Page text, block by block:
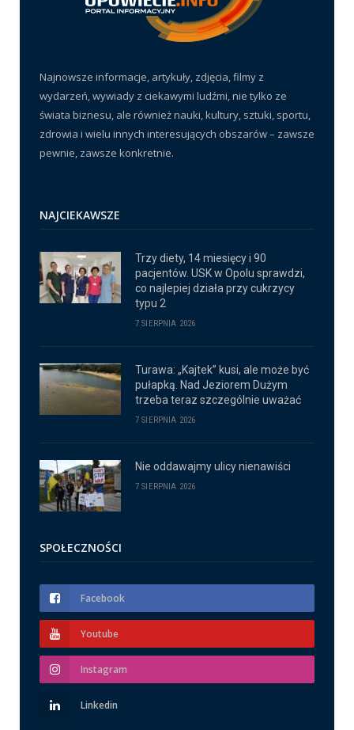
Najnowsze informacje, artykuły, zdjęcia, filmy z
wydarzeń, wywiady z ciekawymi ludźmi, nie tylko ze
świata biznesu, ale również nauki, kultury, sztuki, sportu,
zdrowia i wielu innych interesujących obszarów – zawsze
pewnie, zawsze konkretnie.
NAJCIEKAWSZE
Trzy diety, 14 miesięcy i 90
pacjentów. USK w Opolu sprawdzi,
co najlepiej działa przy cukrzycy
typu 2
7 SIERPNIA 2026
Turawa: „Kajtek” kusi, ale może być
pułapką. Nad Jeziorem Dużym
trzeba teraz szczególnie uważać
7 SIERPNIA 2026
Nie oddawajmy ulicy nienawiści
7 SIERPNIA 2026
SPOŁECZNOŚCI
Facebook
Youtube
Instagram
Linkedin